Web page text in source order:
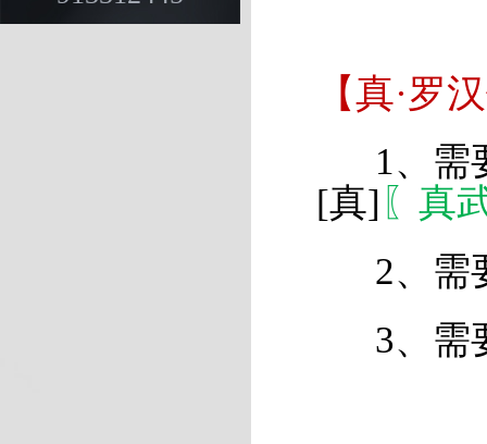
【真·罗
1、需
[真] 〖真
2、需
3、需